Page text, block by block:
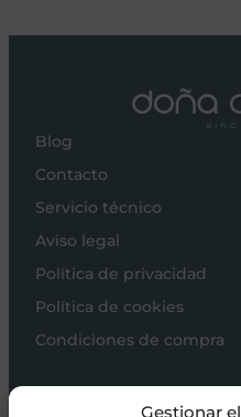
Gestionar el
Blog
Contacto
Servicio técnico
Aviso legal
Política de privacidad
Política de cookies
Condiciones de compra
Carros de bebé